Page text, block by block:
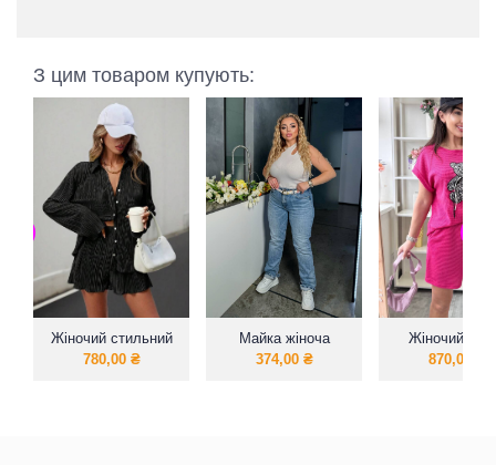
З цим товаром купують:
Жіночий стильний
костюм сорочка та
780,00 ₴
Майка жіноча
рубчик
374,00 ₴
Жіночий
870,00